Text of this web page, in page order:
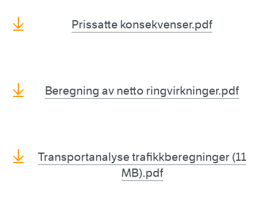
Prissatte konsekvenser.pdf
Beregning av netto ringvirkninger.pdf
Transportanalyse trafikkberegninger (11
MB).pdf